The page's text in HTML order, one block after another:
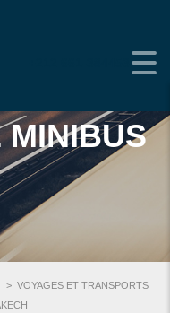
MINIBUS
> VOYAGES ET TRANSPORTS